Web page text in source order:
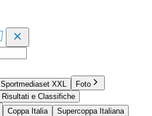
Sportmediaset XXL
Foto
Risultati e Classifiche
Coppa Italia
Supercoppa Italiana